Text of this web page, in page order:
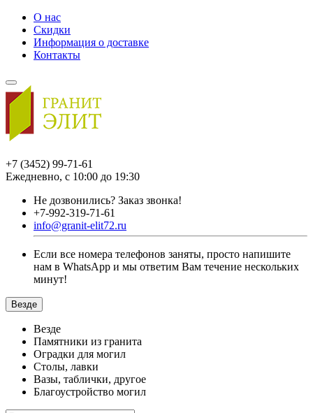
О нас
Скидки
Информация о доставке
Контакты
+7 (3452) 99-71-61
Ежедневно, с 10:00 до 19:30
Не дозвонились? Заказ звонка!
+7-992-319-71-61
info@granit-elit72.ru
Если все номера телефонов заняты, просто напишите
нам в WhatsApp и мы ответим Вам течение нескольких
минут!
Везде
Везде
Памятники из гранита
Оградки для могил
Столы, лавки
Вазы, таблички, другое
Благоустройство могил